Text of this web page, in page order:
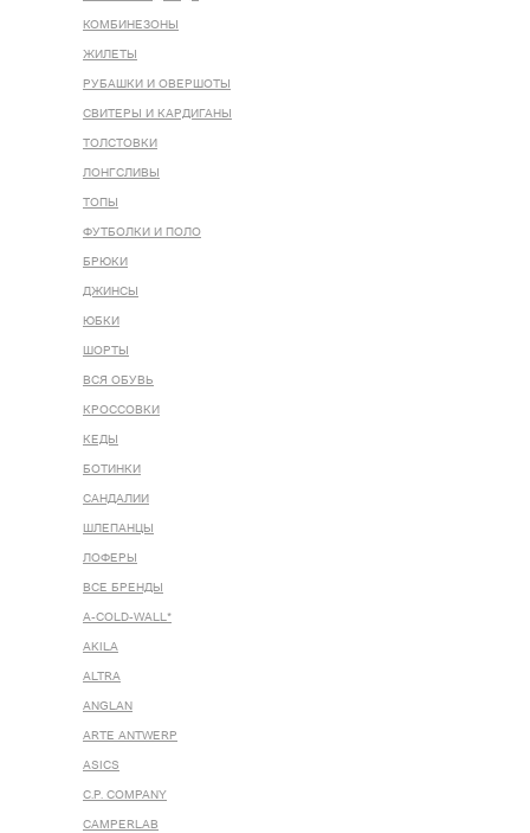
КОМБИНЕЗОНЫ
ЖИЛЕТЫ
РУБАШКИ И ОВЕРШОТЫ
СВИТЕРЫ И КАРДИГАНЫ
ТОЛСТОВКИ
ЛОНГСЛИВЫ
ТОПЫ
ФУТБОЛКИ И ПОЛО
БРЮКИ
ДЖИНСЫ
ЮБКИ
ШОРТЫ
ВСЯ ОБУВЬ
КРОССОВКИ
КЕДЫ
БОТИНКИ
САНДАЛИИ
ШЛЕПАНЦЫ
ЛОФЕРЫ
ВСЕ БРЕНДЫ
A-COLD-WALL*
AKILA
ALTRA
ANGLAN
ARTE ANTWERP
ASICS
C.P. COMPANY
CAMPERLAB